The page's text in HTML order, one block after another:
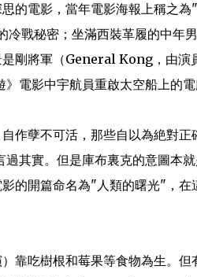
的電影，當年電影海報上稱之
戰秘密；坐滿西裝革履的中年
是剛將軍（General Kong，由
電影中宇航員重啟太空船上的電
作孽不可活，那些自以為絶對
其實。但是庫布裏克的意圖本
的開篇命名為"人類的曙光"，在
靠吃樹根和莓果等食物為生。